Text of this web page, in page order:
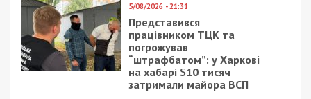
5/08/2026 - 21:31
Представився
працівником ТЦК та
погрожував
“штрафбатом”: у Харкові
на хабарі $10 тисяч
затримали майора ВСП